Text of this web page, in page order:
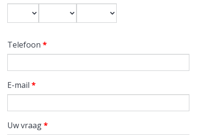
Telefoon *
E-mail *
Uw vraag*